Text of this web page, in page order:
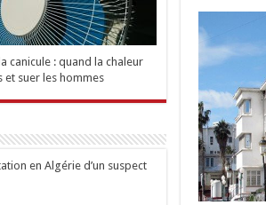
canicule : quand la chaleur
et suer les hommes
en Algérie d’un suspect